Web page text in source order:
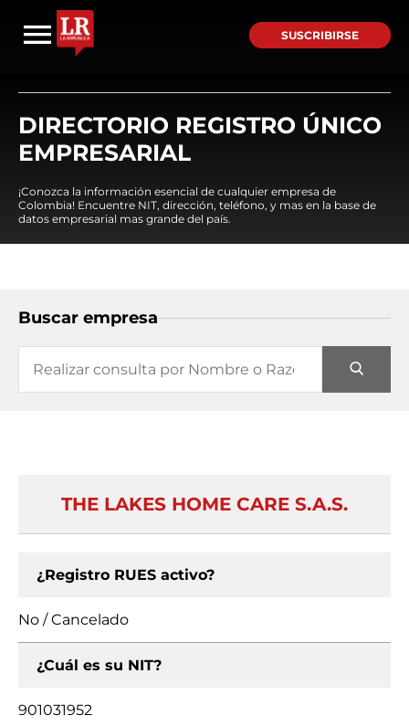
SUSCRIBIRSE
DIRECTORIO REGISTRO ÚNICO
EMPRESARIAL
¡Conozca la información esencial de cualquier empresa de
Colombia! Encuentre NIT, dirección, teléfono, y mas en la base de
datos empresarial mas grande del país.
Buscar empresa
THE LAKES HOME CARE S.A.S.
¿Registro RUES activo?
No / Cancelado
¿Cuál es su NIT?
901031952